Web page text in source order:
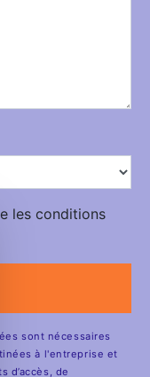
le
les conditions
sont nécessaires
à l'entreprise et
d’accès, de